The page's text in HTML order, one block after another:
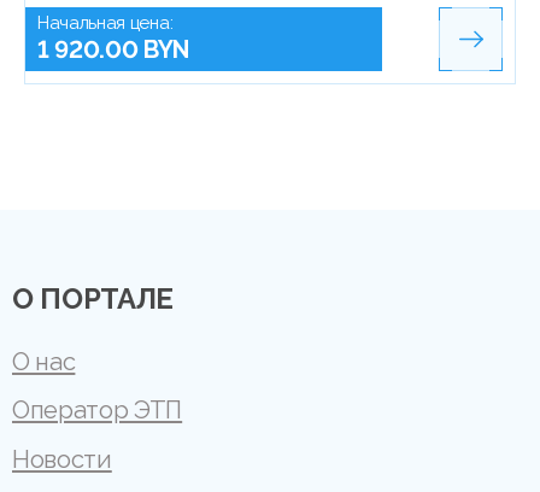
Начальная цена:
1 920.00 BYN
О ПОРТАЛЕ
О нас
Оператор ЭТП
Новости